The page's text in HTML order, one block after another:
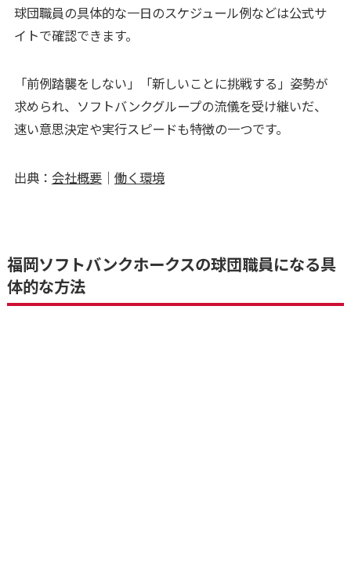
球団職員の具体的な一日のスケジュール例などは公式サ
イトで確認できます。
「前例踏襲をしない」「新しいことに挑戦する」姿勢が
求められ、ソフトバンクグループの流儀を受け継いだ、
速い意思決定や実行スピードも特徴の一つです。
出典： 会社概要｜ 働く環境
福岡ソフトバンクホークスの球団職員になる具
体的な方法